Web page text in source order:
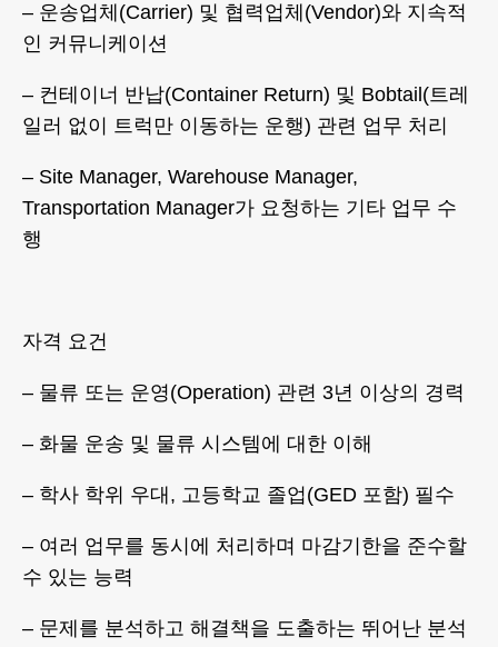
– 운송업체(Carrier) 및 협력업체(Vendor)와 지속적
인 커뮤니케이션
– 컨테이너 반납(Container Return) 및 Bobtail(트레
일러 없이 트럭만 이동하는 운행) 관련 업무 처리
– Site Manager, Warehouse Manager,
Transportation Manager가 요청하는 기타 업무 수
행
자격 요건
– 물류 또는 운영(Operation) 관련 3년 이상의 경력
– 화물 운송 및 물류 시스템에 대한 이해
– 학사 학위 우대, 고등학교 졸업(GED 포함) 필수
– 여러 업무를 동시에 처리하며 마감기한을 준수할
수 있는 능력
– 문제를 분석하고 해결책을 도출하는 뛰어난 분석